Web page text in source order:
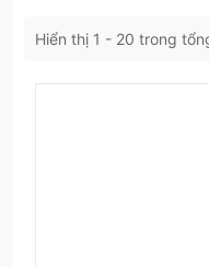
Hiển thị 1 - 20 trong